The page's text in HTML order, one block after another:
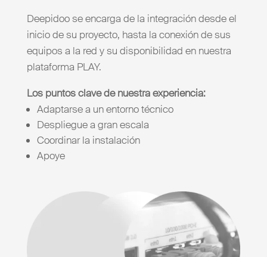
Deepidoo se encarga de la integración desde el
inicio de su proyecto, hasta la conexión de sus
equipos a la red y su disponibilidad en nuestra
plataforma PLAY.
Los puntos clave de nuestra experiencia:
Adaptarse a un entorno técnico
Despliegue a gran escala
Coordinar la instalación
Apoye